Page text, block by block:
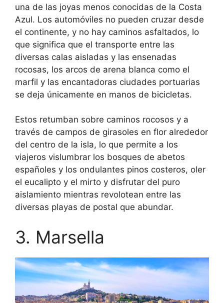
una de las joyas menos conocidas de la Costa
Azul. Los automóviles no pueden cruzar desde
el continente, y no hay caminos asfaltados, lo
que significa que el transporte entre las
diversas calas aisladas y las ensenadas
rocosas, los arcos de arena blanca como el
marfil y las encantadoras ciudades portuarias
se deja únicamente en manos de bicicletas.
Estos retumban sobre caminos rocosos y a
través de campos de girasoles en flor alrededor
del centro de la isla, lo que permite a los
viajeros vislumbrar los bosques de abetos
españoles y los ondulantes pinos costeros, oler
el eucalipto y el mirto y disfrutar del puro
aislamiento mientras revolotean entre las
diversas playas de postal que abundar.
3. Marsella